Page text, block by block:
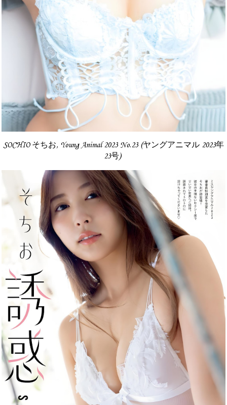
SOCHIO そちお, Young Animal 2023 No.23 (ヤングアニマル 2023年
23号)